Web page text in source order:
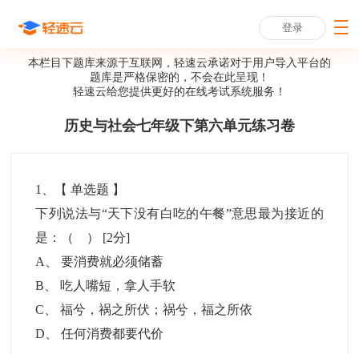
登录
本栏目下题库来源于互联网，轻速云承诺对于用户导入平台的
题库是严格保密的，不会在此呈现！
轻速云给您提供更好的在线考试系统服务！
历史与社会七年级下第六单元练习卷
1 、【单选题 】
下列说法与“天下没有白吃的午餐”意思最为接近的
是：（ ） [2分]
A
、要消费就必须储蓄
B
吃人嘴短，拿人手软
C 、福兮，祸之所伏；祸兮，福之所依
D 、任何消费都要代价